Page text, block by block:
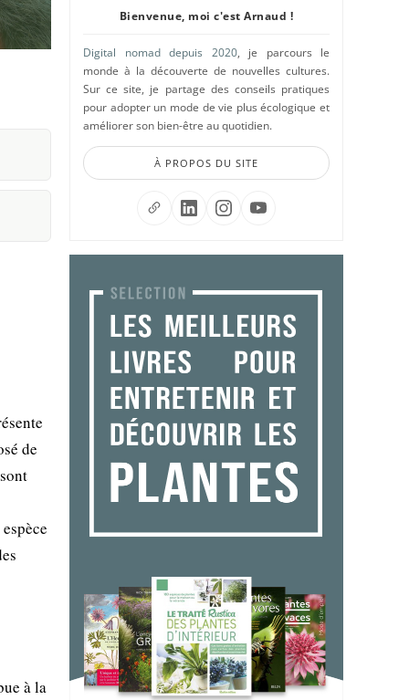
de
à la
Bienvenue, moi c'est Arnaud !
Digital nomad depuis 2020, je parcours le
monde à la découverte de nouvelles cultures.
Sur ce site, je partage des conseils pratiques
pour adopter un mode de vie plus écologique et
améliorer son bien-être au quotidien.
À PROPOS DU SITE